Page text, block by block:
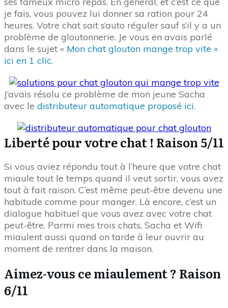
je fais, vous pouvez lui donner sa ration pour 24
heures. Votre chat sait s’auto réguler sauf s’il y a un
problème de gloutonnerie. Je vous en avais parlé
dans le sujet « Mon chat glouton mange trop vite »
ici en 1 clic.
J’avais résolu ce problème de mon jeune Sacha
avec le distributeur automatique proposé ici.
Liberté pour votre chat ! Raison 5/11
Si vous aviez répondu tout à l’heure que votre chat
miaule tout le temps quand il veut sortir, vous avez
tout à fait raison. C’est même peut-être devenu une
habitude comme pour manger. Là encore, c’est un
dialogue habituel que vous avez avec votre chat
peut-être. Parmi mes trois chats, Sacha et Wifi
miaulent aussi quand on tarde à leur ouvrir au
moment de rentrer dans la maison.
Aimez-vous ce miaulement ? Raison
6/11